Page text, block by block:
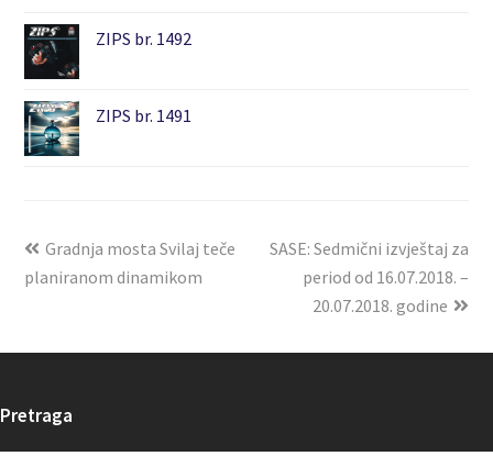
ZIPS br. 1492
ZIPS br. 1491
Gradnja mosta Svilaj teče
planiranom dinamikom
SASE: Sedmični izvještaj za
period od 16.07.2018. –
20.07.2018. godine
Pretraga